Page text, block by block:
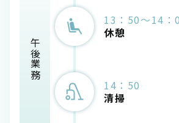
午後業務
13：50～14：
休憩
14：50
清掃